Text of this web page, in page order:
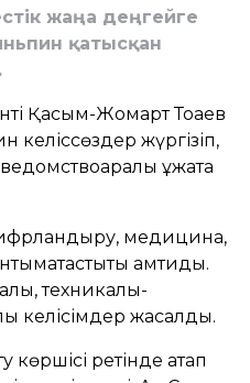
жаңа деңгейге
қатысқан
Қасым-Жомарт Тоқаев
жүргізіп,
құжатқа
медицина,
қамтиды.
техникалық-
келісімдер жасалды.
ретінде атап